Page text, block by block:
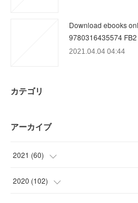
Download ebooks
9780316435574
2021.04.04 04:44
カテゴリ
アーカイブ
2021 (60)
(12
2020 (102)